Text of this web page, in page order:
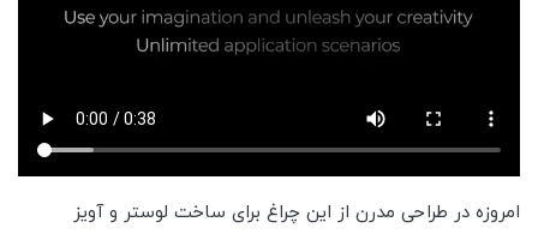
امروزه در طراحی مدرن از این چراغ برای ساخت لوستر و آویز